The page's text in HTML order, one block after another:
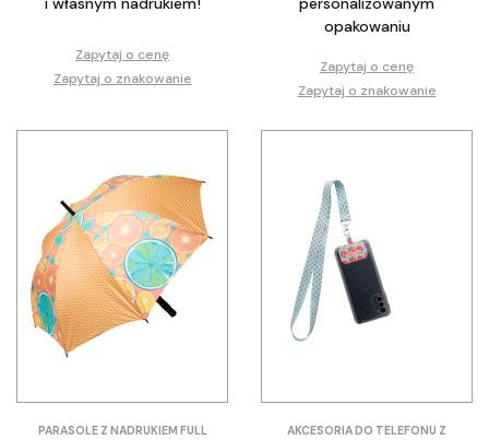
Zapytaj o cenę
Zapytaj o znakowanie
opakowaniu
Zapytaj o cenę
Zapytaj o znakowanie
PARASOLE Z NADRUKIEM FULL
AKCESORIA DO TELEFONU Z